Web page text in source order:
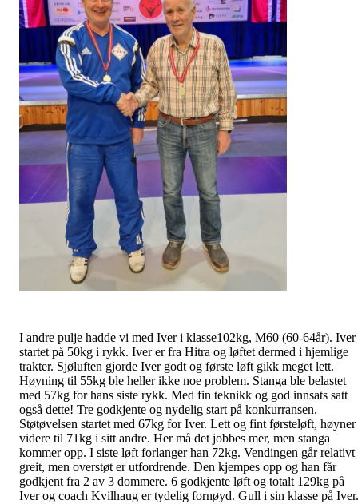
I andre pulje hadde vi med Iver i klasse102kg, M60 (60-64år). Iver
startet på 50kg i rykk. Iver er fra Hitra og løftet dermed i hjemlige
trakter. Sjøluften gjorde Iver godt og første løft gikk meget lett.
Høyning til 55kg ble heller ikke noe problem. Stanga ble belastet
med 57kg for hans siste rykk. Med fin teknikk og god innsats satt
også dette! Tre godkjente og nydelig start på konkurransen.
Støtøvelsen startet med 67kg for Iver. Lett og fint førsteløft, høyner
videre til 71kg i sitt andre. Her må det jobbes mer, men stanga
kommer opp. I siste løft forlanger han 72kg. Vendingen går relativt
greit, men overstøt er utfordrende. Den kjempes opp og han får
godkjent fra 2 av 3 dommere. 6 godkjente løft og totalt 129kg på
Iver og coach Kvilhaug er tydelig fornøyd. Gull i sin klasse på Iver.